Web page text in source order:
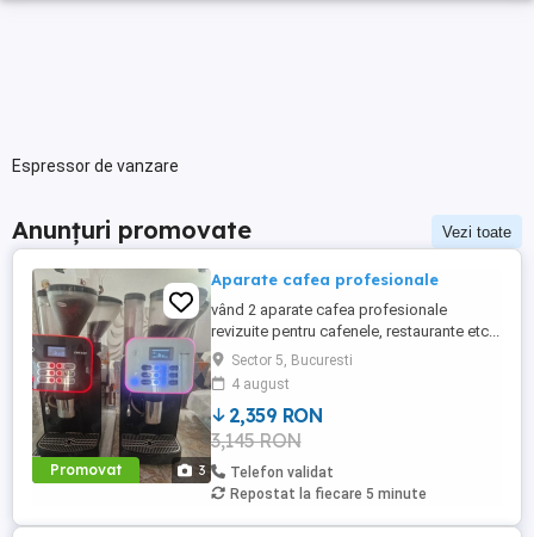
Espressor de vanzare
Anunțuri promovate Vezi toate
Promovat 3
Aparate cafea profesionale
vând 2 aparate cafea profesionale
revizuite pentru cafenele, restaurante etc...
prețul este pe buc.
Sector 5, Bucuresti
4 august
2,359 RON
3,145 RON
Telefon validat
Repostat la fiecare 5 minute